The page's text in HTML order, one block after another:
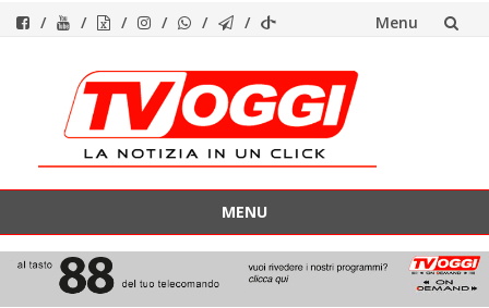
Menu
contenuto
MENU
contenuto